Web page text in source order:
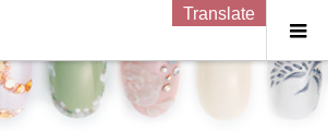
Translate